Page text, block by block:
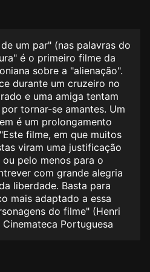
um par" (nas palavras do
é o primeiro filme da
sobre a "alienação".
durante um cruzeiro no
e uma amiga tentam
tornar-se amantes. Um
é um prolongamento
filme, em que muitos
viram uma justificação
pelo menos para o
com grande alegria
liberdade. Basta para
mais adaptado a essa
do filme" (Henri
Portuguesa